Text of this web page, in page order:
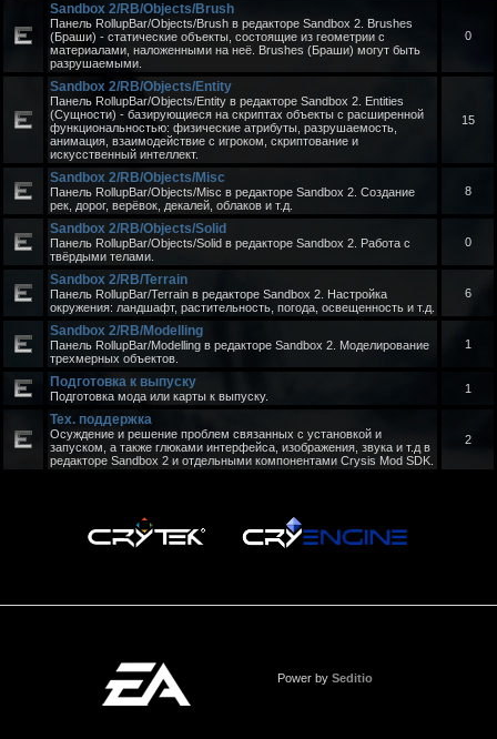
Sandbox 2/RB/Objects/Brush
Панель RollupBar/Objects/Brush в редакторе Sandbox 2. Brushes
(Браши) - статические объекты, состоящие из геометрии с
материалами, наложенными на неё. Brushes (Браши) могут быть
разрушаемыми.
0
Sandbox 2/RB/Objects/Entity
Панель RollupBar/Objects/Entity в редакторе Sandbox 2. Entities
(Сущности) - базирующиеся на скриптах объекты с расширенной
функциональностью: физические атрибуты, разрушаемость,
анимация, взаимодействие с игроком, скриптование и
искусственный интеллект.
15
Sandbox 2/RB/Objects/Misc
Панель RollupBar/Objects/Misc в редакторе Sandbox 2. Создание
рек, дорог, верёвок, декалей, облаков и т.д.
8
Sandbox 2/RB/Objects/Solid
Панель RollupBar/Objects/Solid в редакторе Sandbox 2. Работа с
твёрдыми телами.
0
Sandbox 2/RB/Terrain
Панель RollupBar/Terrain в редакторе Sandbox 2. Настройка
окружения: ландшафт, растительность, погода, освещенность и т.д.
6
Sandbox 2/RB/Modelling
Панель RollupBar/Modelling в редакторе Sandbox 2. Моделирование
трехмерных объектов.
1
Подготовка к выпуску
Подготовка мода или карты к выпуску.
1
Тех. поддержка
Осуждение и решение проблем связанных с установкой и
запуском, а также глюками интерфейса, изображения, звука и т.д в
редакторе Sandbox 2 и отдельными компонентами Crysis Mod SDK.
2
Power by Seditio